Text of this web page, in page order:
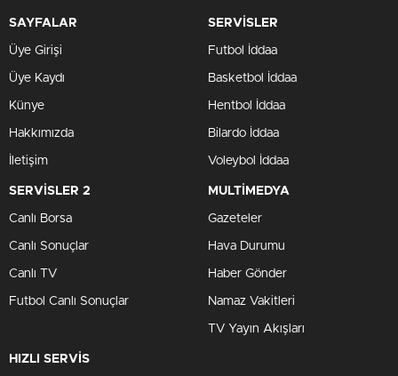
SAYFALAR
Üye Girişi
Üye Kaydı
Künye
Hakkımızda
İletişim
SERVİSLER
Futbol İddaa
Basketbol İddaa
Hentbol İddaa
Bilardo İddaa
Voleybol İddaa
SERVİSLER 2
Canlı Borsa
Canlı Sonuçlar
Canlı TV
Futbol Canlı Sonuçlar
MULTİMEDYA
Gazeteler
Hava Durumu
Haber Gönder
Namaz Vakitleri
TV Yayın Akışları
HIZLI SERVİS